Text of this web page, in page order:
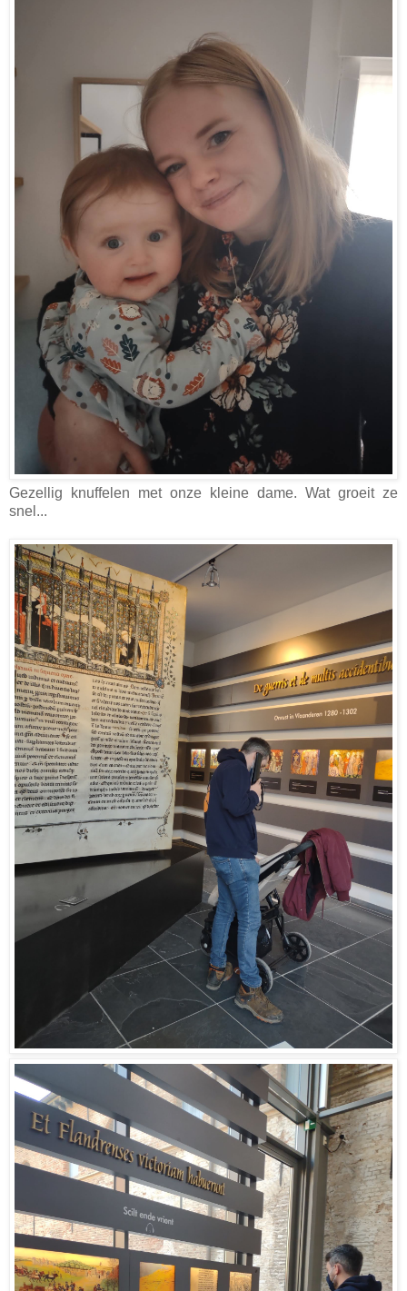
Gezellig knuffelen met onze kleine dame. Wat groeit ze
snel...